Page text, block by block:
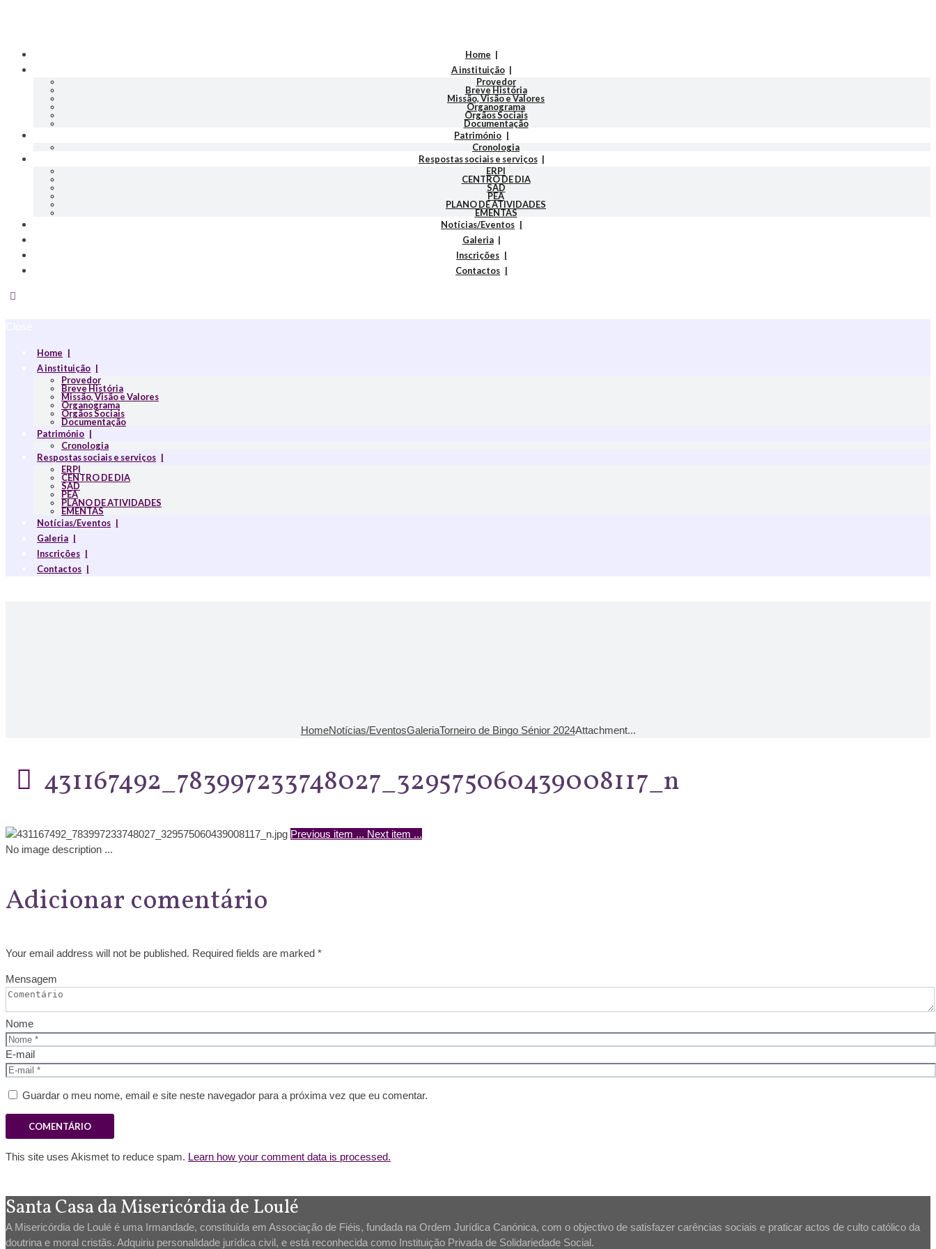
Home
A instituição
Provedor
Breve História
Missão, Visão e Valores
Organograma
Orgãos Sociais
Documentação
Património
Cronologia
Respostas sociais e serviços
ERPI
CENTRO DE DIA
SAD
PEA
PLANO DE ATIVIDADES
EMENTAS
Notícias/Eventos
Galeria
Inscrições
Contactos
Home
A instituição
Provedor
Breve História
Missão, Visão e Valores
Organograma
Orgãos Sociais
Documentação
Património
Cronologia
Respostas sociais e serviços
ERPI
CENTRO DE DIA
SAD
PEA
PLANO DE ATIVIDADES
EMENTAS
Notícias/Eventos
Galeria
Inscrições
Contactos
HomeNotícias/EventosGaleriaTorneiro de Bingo Sénior 2024Attachment...
431167492_783997233748027_329575060439008117_n
Previous item ... Next item ...
No image description ...
Adicionar comentário
Your email address will not be published. Required fields are marked *
Mensagem
Nome
E-mail
Guardar o meu nome, email e site neste navegador para a próxima vez que eu comentar.
This site uses Akismet to reduce spam. Learn how your comment data is processed.
Santa Casa da Misericórdia de Loulé
A Misericórdia de Loulé é uma Irmandade, constituída em Associação de Fiéis, fundada na Ordem Jurídica Canónica, com o objectivo de satisfazer carências sociais e praticar actos de culto católico da
doutrina e moral cristãs. Adquiriu personalidade jurídica civil, e está reconhecida como Instituição Privada de Solidariedade Social.